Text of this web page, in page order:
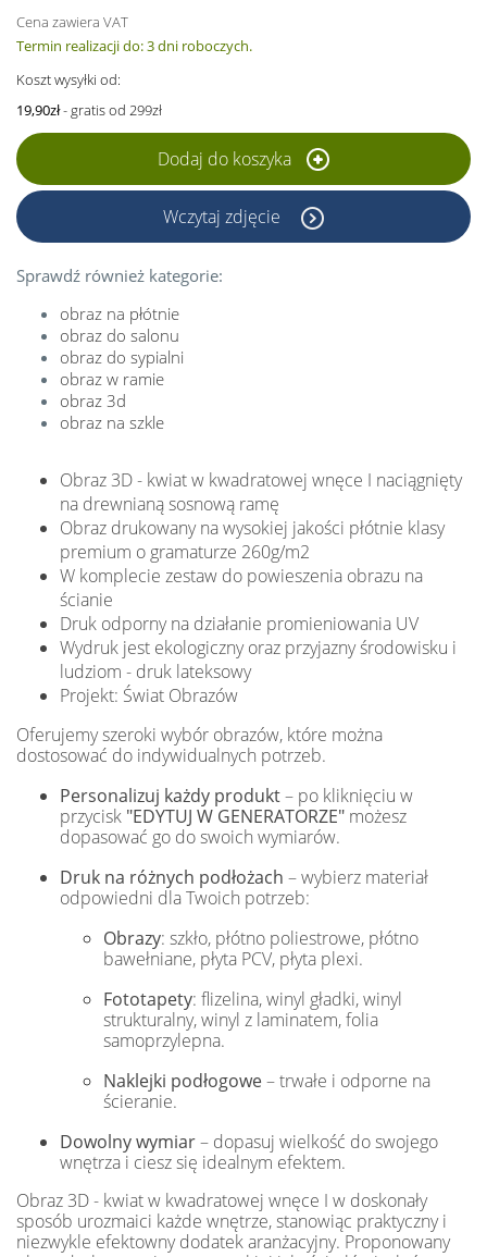
Cena zawiera VAT
Termin realizacji do: 3 dni roboczych.
Koszt wysyłki od:
19,90zł- gratis od 299zł
Dodaj do koszyka
Wczytaj zdjęcie
Sprawdź również kategorie:
obraz na płótnie
obraz do salonu
obraz do sypialni
obraz w ramie
obraz 3d
obraz na szkle
Obraz 3D - kwiat w kwadratowej wnęce I naciągnięty
na drewnianą sosnową ramę
Obraz drukowany na wysokiej jakości płótnie klasy
premium o gramaturze 260g/m2
W komplecie zestaw do powieszenia obrazu na
ścianie
Druk odporny na działanie promieniowania UV
Wydruk jest ekologiczny oraz przyjazny środowisku i
ludziom - druk lateksowy
Projekt: Świat Obrazów
Oferujemy szeroki wybór obrazów, które można
dostosować do indywidualnych potrzeb.
Personalizuj każdy produkt– po kliknięciu w
przycisk "EDYTUJ W GENERATORZE" możesz
dopasować go do swoich wymiarów.
Druk na różnych podłożach – wybierz materiał
odpowiedni dla Twoich potrzeb:
Obrazy: szkło, płótno poliestrowe, płótno
bawełniane, płyta PCV, płyta plexi.
Fototapety: flizelina, winyl gładki, winyl
strukturalny, winyl z laminatem, folia
samoprzylepna.
Naklejki podłogowe– trwałe i odporne na
ścieranie.
Dowolny wymiar– dopasuj wielkość do swojego
wnętrza i ciesz się idealnym efektem.
Obraz 3D - kwiat w kwadratowej wnęce I w doskonały
sposób urozmaici każde wnętrze, stanowiąc praktyczny i
niezwykle efektowny dodatek aranżacyjny. Proponowany